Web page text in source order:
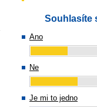
Souhlasíte
Ano
Ne
Je mi to jedno